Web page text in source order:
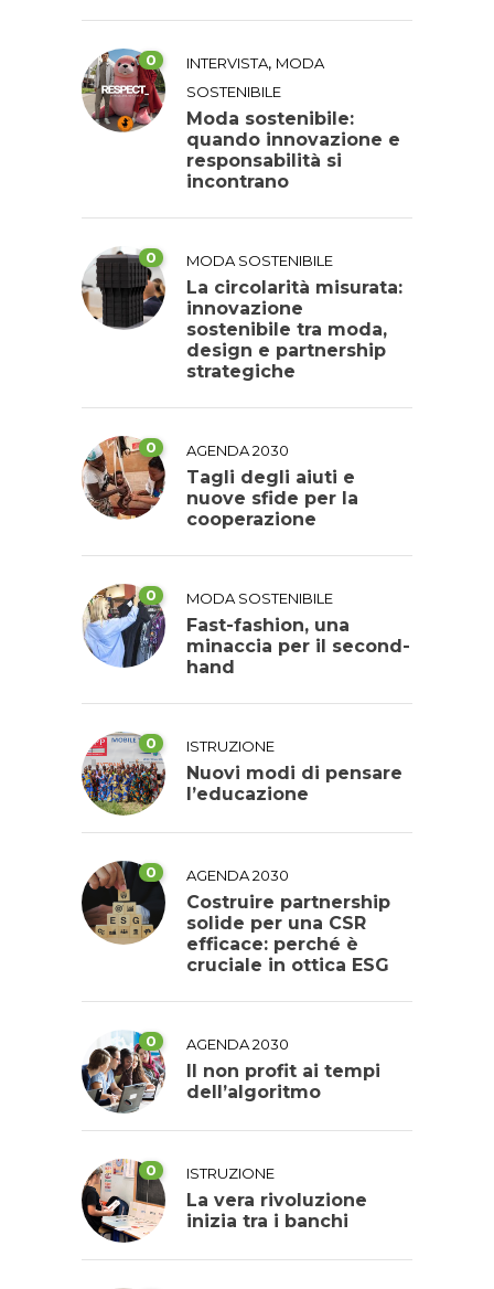
0 INTERVISTA, MODA
SOSTENIBILE
Moda sostenibile:
quando innovazione e
responsabilità si
incontrano
0 MODA SOSTENIBILE
La circolarità misurata:
innovazione
sostenibile tra moda,
design e partnership
strategiche
0 AGENDA 2030
Tagli degli aiuti e
nuove sfide per la
cooperazione
0 MODA SOSTENIBILE
Fast-fashion, una
minaccia per il second-
hand
0 ISTRUZIONE
Nuovi modi di pensare
l’educazione
0 AGENDA 2030
Costruire partnership
solide per una CSR
efficace: perché è
cruciale in ottica ESG
0 AGENDA 2030
Il non profit ai tempi
dell’algoritmo
0 ISTRUZIONE
La vera rivoluzione
inizia tra i banchi